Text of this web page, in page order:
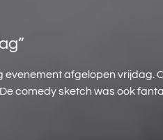
afgelopen
comedy sketch was ook